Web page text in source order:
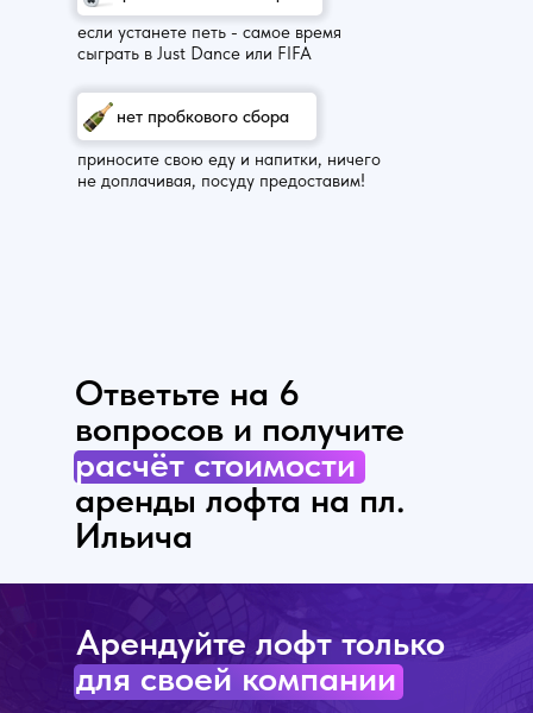
если устанете петь - самое время
сыграть в Just Dance или FIFA
приносите свою еду и напитки, ничего
не доплачивая, посуду предоставим!
нет пробкового сбора
Ответьте на 6
вопросов и получите
расчёт стоимости
аренды лофта на пл.
Ильича
Арендуйте лофт только
для своей компании